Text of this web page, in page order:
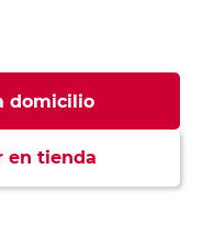
domicilio
en tienda